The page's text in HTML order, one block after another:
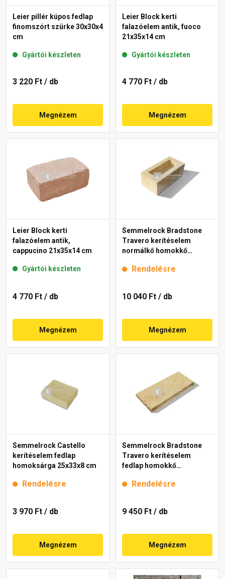
Leier pillér kúpos fedlap
finomszórt szürke 30x30x4
cm
Gyártói készleten
3 220 Ft / db
Megnézem
Leier Block kerti
falazóelem antik, fuoco
21x35x14 cm
Gyártói készleten
4 770 Ft / db
Megnézem
Leier Block kerti
falazóelem antik,
cappucino 21x35x14 cm
Gyártói készleten
4 770 Ft / db
Megnézem
Semmelrock Bradstone
Travero kerítéselem
normálkő homokkő
Rendelésre
10 040 Ft / db
Megnézem
Semmelrock Castello
kerítéselem fedlap
homoksárga 25x33x8 cm
Rendelésre
3 970 Ft / db
Megnézem
Semmelrock Bradstone
Travero kerítéselem
fedlap homokkő
Rendelésre
9 450 Ft / db
Megnézem